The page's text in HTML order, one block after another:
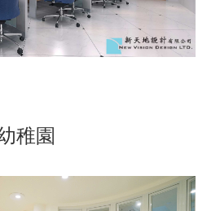
稚園